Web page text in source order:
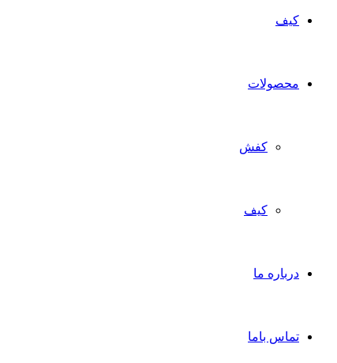
کیف
محصولات
کفش
کیف
درباره ما
تماس باما